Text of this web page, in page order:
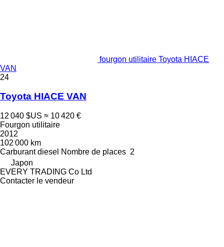
fourgon utilitaire Toyota HIACE
VAN
24
Toyota HIACE VAN
12 040 $US ≈ 10 420 €
Fourgon utilitaire
2012
102 000 km
Carburant diesel Nombre de places 2
Japon
EVERY TRADING Co Ltd
Contacter le vendeur